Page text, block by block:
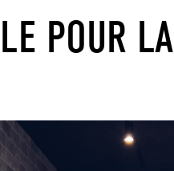
POUR